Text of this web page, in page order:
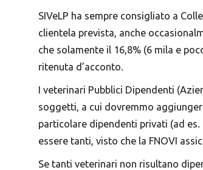
SIVeLP ha sempre consigliato a
clientela prevista, anche
che solamente il 16,8% (6 mila e
ritenuta d’acconto.
I veterinari Pubblici Dipendenti
soggetti, a cui dovremmo
particolare dipendenti privati (ad
essere tanti, visto che la FNOVI
Se tanti veterinari non risultano